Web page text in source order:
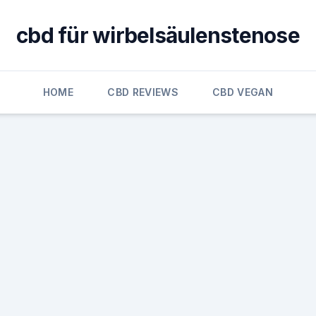
cbd für wirbelsäulenstenose
HOME CBD REVIEWS CBD VEGAN